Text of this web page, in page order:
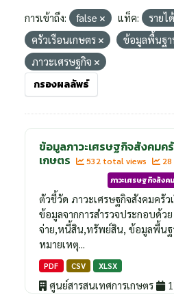
การเข้าถึง: false แท็ค:
รายไ
ครัวเรือนเกษตร
ข้อมูลพื้นฐ
ภาวะเศรษฐกิจ
กรองผลลัพธ์
ข้อมูลภาวะเศรษฐกิจสังคมค
เกษตร
532 total views
ภาวะเศรษฐกิจสังค
ตัวชี้วัด ภาวะเศรษฐกิจสังคมครัว
ข้อมูลจากการสำรวจประกอบด้ว
จ่าย,หนี้สิน,ทรัพย์สิน, ข้อมูลพื้น
หมายเหตุ...
PDF CSV XLSX
ศูนย์สารสนเทศการเกษตร